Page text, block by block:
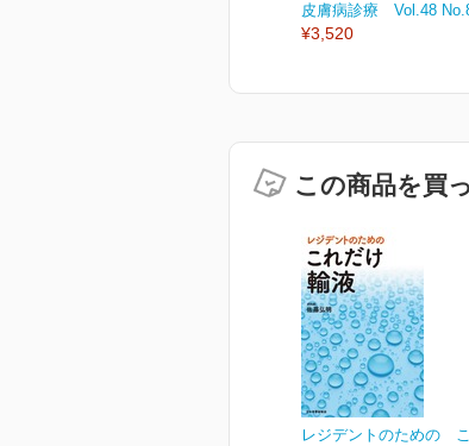
皮膚病診療 Vol.48
¥3,520
この商品を買
レジデントのための